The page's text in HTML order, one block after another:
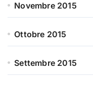
Novembre 2015
Ottobre 2015
Settembre 2015